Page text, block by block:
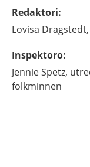
Redaktori:
Lovisa Dragstedt,
Inspektoro:
JennieSpetz,
folkminnen